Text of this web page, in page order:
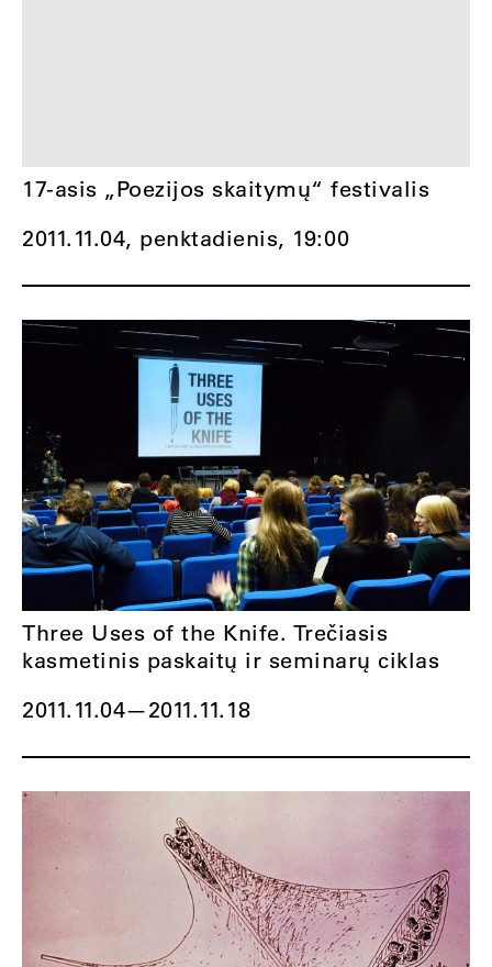
2011.11.04, penktadienis, 19:00
17-asis „Poezijos skaitymų“ festivalis
2011.11.04—2011.11.18
Three Uses of the Knife. Trečiasis
kasmetinis paskaitų ir seminarų ciklas